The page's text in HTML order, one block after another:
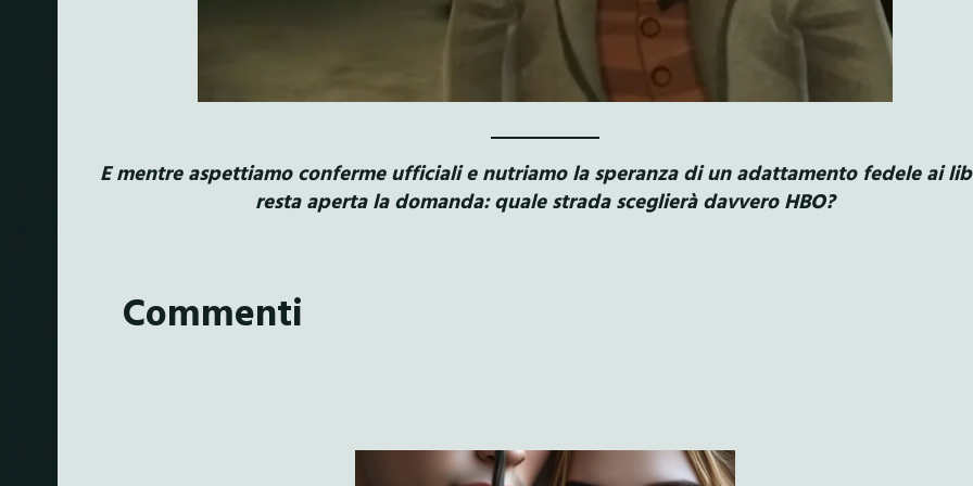
E mentre aspettiamo conferme ufficiali e nutriamo la speranza di un adattamento fedele ai
resta aperta la domanda: quale strada sceglierà davvero HBO?
Commenti